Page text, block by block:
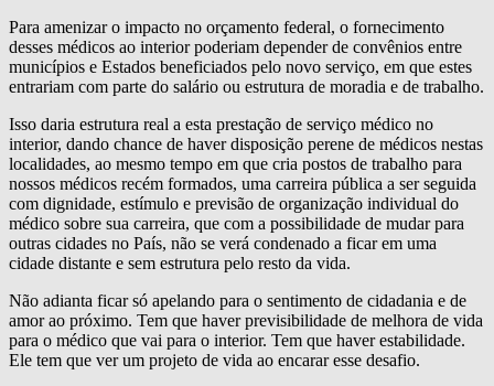
Para amenizar o impacto no orçamento federal, o fornecimento
desses médicos ao interior poderiam depender de convênios entre
municípios e Estados beneficiados pelo novo serviço, em que estes
entrariam com parte do salário ou estrutura de moradia e de trabalho.
Isso daria estrutura real a esta prestação de serviço médico no
interior, dando chance de haver disposição perene de médicos nestas
localidades, ao mesmo tempo em que cria postos de trabalho para
nossos médicos recém formados, uma carreira pública a ser seguida
com dignidade, estímulo e previsão de organização individual do
médico sobre sua carreira, que com a possibilidade de mudar para
outras cidades no País, não se verá condenado a ficar em uma
cidade distante e sem estrutura pelo resto da vida.
Não adianta ficar só apelando para o sentimento de cidadania e de
amor ao próximo. Tem que haver previsibilidade de melhora de vida
para o médico que vai para o interior. Tem que haver estabilidade.
Ele tem que ver um projeto de vida ao encarar esse desafio.